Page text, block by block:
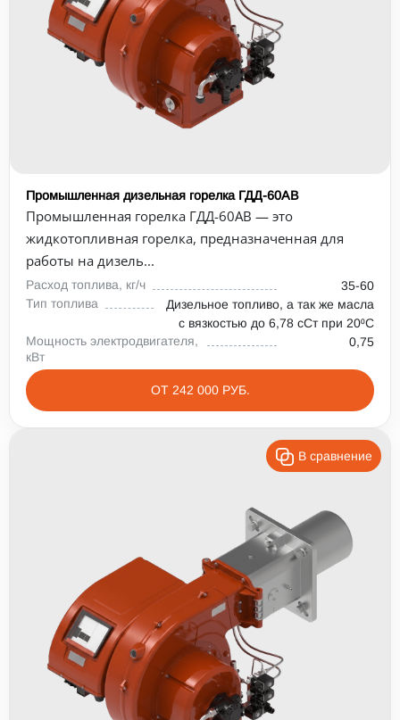
Промышленная дизельная горелка ГДД-60АВ
Промышленная горелка ГДД-60АВ — это
жидкотопливная горелка, предназначенная для
работы на дизель...
Расход топлива, кг/ч
35-60
Тип топлива
Дизельное топливо, а так же масла
с вязкостью до 6,78 сСт при 20⁰С
Мощность электродвигателя,
кВт
0,75
ОТ 242 000 РУБ.
В сравнение